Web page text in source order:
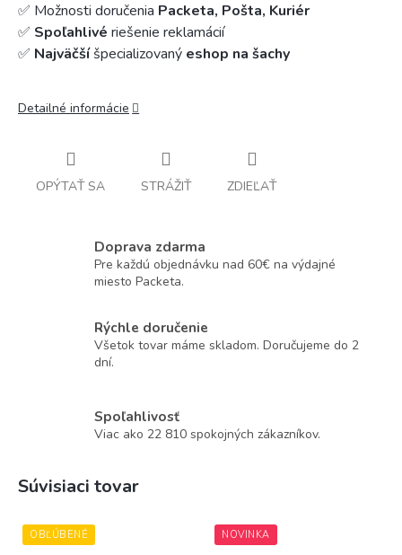
✅ Možnosti doručenia Packeta, Pošta, Kuriér
✅ Spoľahlivé riešenie reklamácií
✅ Najväčšíšpecializovaný eshop na šachy
Detailné informácie
OPÝTAŤ SA STRÁŽIŤ ZDIEĽAŤ
Doprava zdarma
Pre každú objednávku nad 60€ na výdajné
miesto Packeta.
Rýchle doručenie
Všetok tovar máme skladom. Doručujeme do 2
dní.
Spoľahlivosť
Viac ako 22 810 spokojných zákazníkov.
Súvisiaci tovar
OBĽÚBENÉ NOVINKA